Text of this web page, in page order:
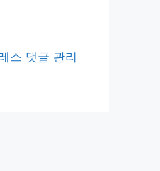
스 댓글 관리